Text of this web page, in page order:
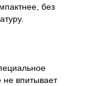
без
не впитывает